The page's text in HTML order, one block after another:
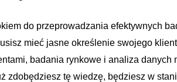
do przeprowadzania efektywnych
​mieć jasne określenie swojego‌
badania rynkowe i analiza
zdobędziesz tę ⁤wiedzę, będziesz w